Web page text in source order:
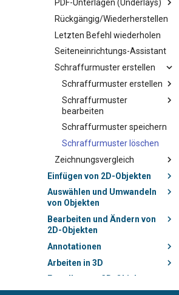
PDF-Unterlagen (Underlays)
Rückgängig/Wiederherstellen
Letzten Befehl wiederholen
Seiteneinrichtungs-Assistant
Schraffurmuster erstellen
Schraffurmuster erstellen
Schraffurmuster
bearbeiten
Schraffurmuster speichern
Schraffurmuster löschen
Zeichnungsvergleich
Einfügen von 2D-Objekten
Auswählen und Umwandeln
von Objekten
Bearbeiten und Ändern von
2D-Objekten
Annotationen
Arbeiten in 3D
Erstellen von 3D-Objekten